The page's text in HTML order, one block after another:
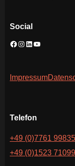
Social
Impressum
Telefon
+49 (0)7761
+49 (0)1523